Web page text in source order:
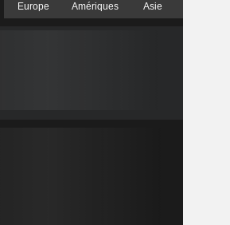
Europe Amériques Asie